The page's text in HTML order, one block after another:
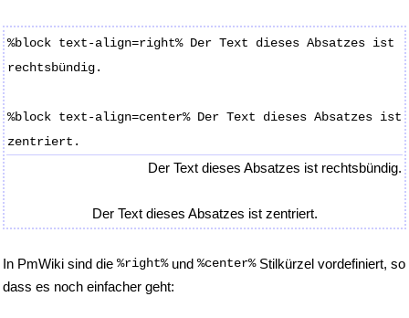
%block text-align=right% Der Text dieses Absatzes ist
rechtsbündig.
%block text-align=center% Der Text dieses Absatzes ist
zentriert.
Der Text dieses Absatzes ist rechtsbündig.
Der Text dieses Absatzes ist zentriert.
In PmWiki sind die %right%und %center%Stilkürzel vordefiniert, so
dass es noch einfacher geht: